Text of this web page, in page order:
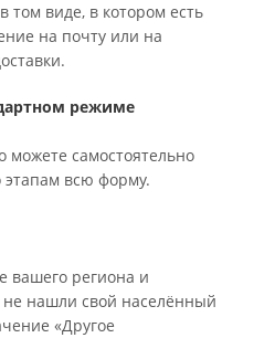
том виде, в котором есть
на почту или на
режиме
можете самостоятельно
этапам всю форму.
вашего региона и
не нашли свой населённый
«Другое